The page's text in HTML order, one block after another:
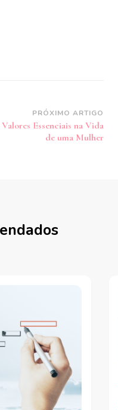
PRÓXIMO ARTIGO
Essenciais na Vida
de uma Mulher